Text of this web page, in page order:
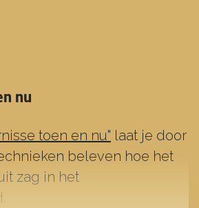
nu
toen en nu" laat je door
beleven hoe het
zag in het